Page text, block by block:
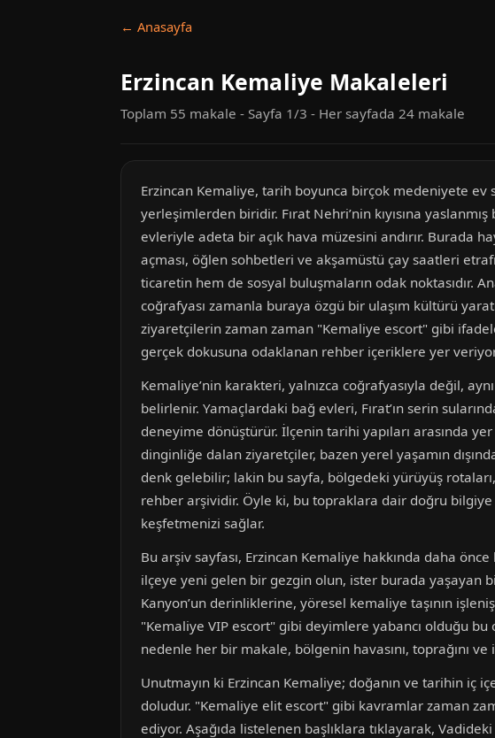
← Anasayfa
Erzincan Kemaliye Makaleleri
Toplam 55 makale - Sayfa 1/3 - Her sayfada 24 makale
Erzincan Kemaliye, tarih boyunca birçok medeniyete
yerleşimlerden biridir. Fırat Nehri’nin kıyısına
evleriyle adeta bir açık hava müzesini andırır. Burada
açması, öğlen sohbetleri ve akşamüstü çay saatleri
ticaretin hem de sosyal buluşmaların odak noktasıdır.
coğrafyası zamanla buraya özgü bir ulaşım kültürü
ziyaretçilerin zaman zaman "Kemaliye escort" gibi
gerçek dokusuna odaklanan rehber içeriklere yer
Kemaliye’nin karakteri, yalnızca coğrafyasıyla değil,
belirlenir. Yamaçlardaki bağ evleri, Fırat’ın serin
deneyime dönüştürür. İlçenin tarihi yapıları arasında
dinginliğe dalan ziyaretçiler, bazen yerel yaşamın
denk gelebilir; lakin bu sayfa, bölgedeki yürüyüş
rehber arşividir. Öyle ki, bu topraklara dair doğru
keşfetmenizi sağlar.
Bu arşiv sayfası, Erzincan Kemaliye hakkında daha
ilçeye yeni gelen bir gezgin olun, ister burada yaşayan
Kanyon’un derinliklerine, yöresel kemaliye taşının
"Kemaliye VIP escort" gibi deyimlere yabancı olduğu bu
nedenle her bir makale, bölgenin havasını, toprağını ve
Unutmayın ki Erzincan Kemaliye; doğanın ve tarihin
doludur. "Kemaliye elit escort" gibi kavramlar zaman
ediyor. Aşağıda listelenen başlıklara tıklayarak,